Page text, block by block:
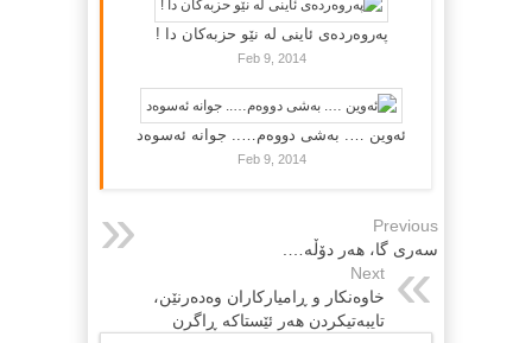
پەروەردەی ئاینی لە نێو حزبەکان دا !
Feb 9, 2014
ئەوین …. بەشی دووەم….. جوانە ئەسوەد
Feb 9, 2014
Previous
سەرى گا، هەر دۆڵە….
Next
خاوه‌نکار و ڕامیار‌کاران وه‌ده‌رنێن،
تایبه‌تیکردن هه‌ر ئێستاکه‌ ڕاگرن